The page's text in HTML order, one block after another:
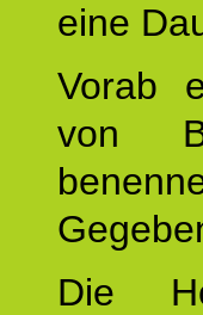
eine
Vorab
von
Die